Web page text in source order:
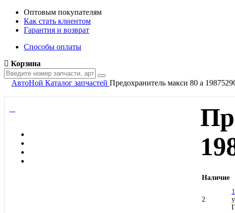
Оптовым покупателям
Как стать клиентом
Гарантия и возврат
Способы оплаты
Корзина
АвтоНой Каталог запчастей Предохранитель макси 80 а
Наличие
2